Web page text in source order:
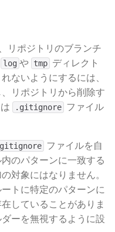
リポジトリのブランチ
log ​や tmp ​ ディレクト
ないようにするには、
リポジトリから削除す
.gitignore ​ ファイル
​ ファイルを自
のパターンに一致する
対象にはなりません。
トに特定のパターンに
在していることがありま
ーを無視するように設